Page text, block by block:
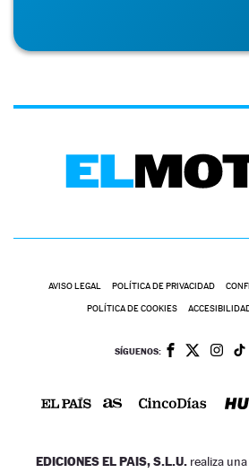
AVISO LEGAL POLÍTICA DE PRIVACIDAD
POLÍTICA DE COOKIES
SÍGUENOS:
EDICIONES EL PAIS, S.L.U. realiza